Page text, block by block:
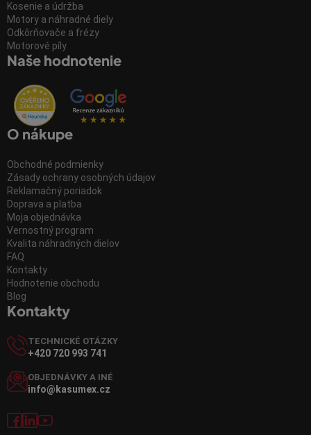
Kosenie a údržba
Motory a náhradné diely
Odkôrňovače a frézy
Motorové píly
Naše hodnotenie
O nákupe
Obchodné podmienky
Zásady ochrany osobných údajov
Reklamačný poriadok
Doprava a platba
Moja objednávka
Vernostný program
Kvalita náhradných dielov
FAQ
Kontakty
Hodnotenie obchodu
Blog
Kontakty
TECHNICKÉ OTÁZKY
+420 720 993 741
OBJEDNÁVKY A INÉ
info@kasumex.cz